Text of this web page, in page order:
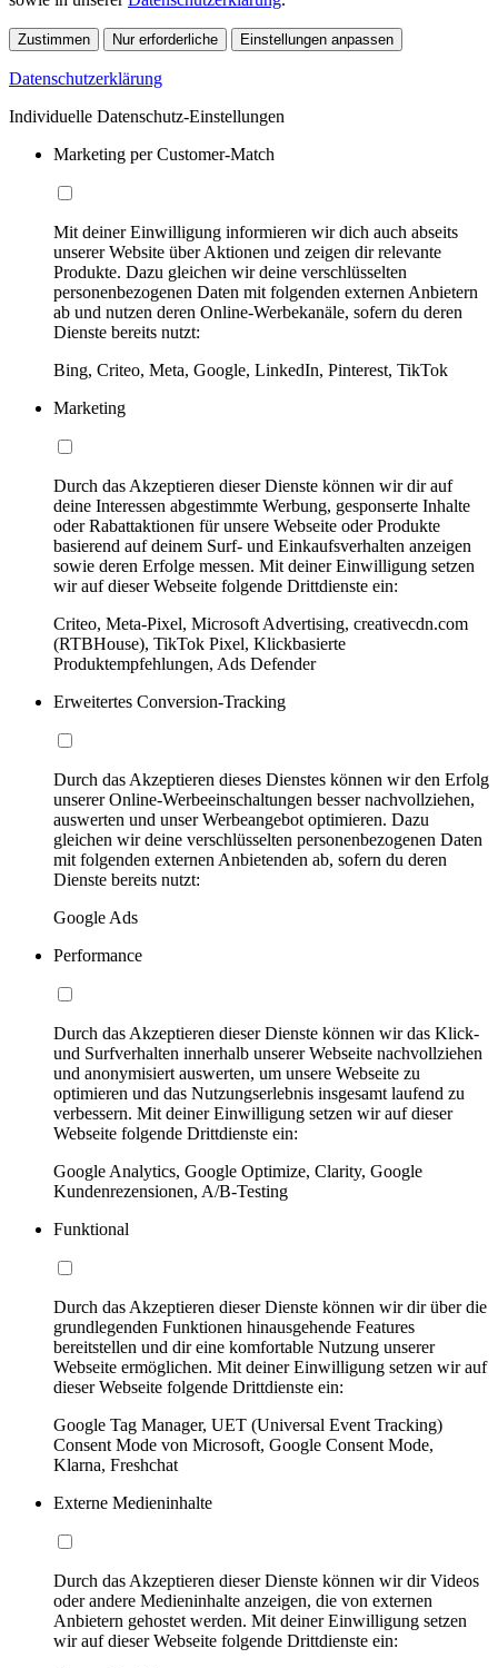
Zustimmen Nur erforderliche Einstellungen anpassen
Datenschutzerklärung
Individuelle Datenschutz-Einstellungen
Marketing per Customer-Match
Mit deiner Einwilligung informieren wir dich auch abseits
unserer Website über Aktionen und zeigen dir relevante
Produkte. Dazu gleichen wir deine verschlüsselten
personenbezogenen Daten mit folgenden externen Anbietern
ab und nutzen deren Online-Werbekanäle, sofern du deren
Dienste bereits nutzt:
Bing, Criteo, Meta, Google, LinkedIn, Pinterest, TikTok
Marketing
Durch das Akzeptieren dieser Dienste können wir dir auf
deine Interessen abgestimmte Werbung, gesponserte Inhalte
oder Rabattaktionen für unsere Webseite oder Produkte
basierend auf deinem Surf- und Einkaufsverhalten anzeigen
sowie deren Erfolge messen. Mit deiner Einwilligung setzen
wir auf dieser Webseite folgende Drittdienste ein:
Criteo, Meta-Pixel, Microsoft Advertising, creativecdn.com
(RTBHouse), TikTok Pixel, Klickbasierte
Produktempfehlungen, Ads Defender
Erweitertes Conversion-Tracking
Durch das Akzeptieren dieses Dienstes können wir den Erfolg
unserer Online-Werbeeinschaltungen besser nachvollziehen,
auswerten und unser Werbeangebot optimieren. Dazu
gleichen wir deine verschlüsselten personenbezogenen Daten
mit folgenden externen Anbietenden ab, sofern du deren
Dienste bereits nutzt:
Google Ads
Performance
Durch das Akzeptieren dieser Dienste können wir das Klick-
und Surfverhalten innerhalb unserer Webseite nachvollziehen
und anonymisiert auswerten, um unsere Webseite zu
optimieren und das Nutzungserlebnis insgesamt laufend zu
verbessern. Mit deiner Einwilligung setzen wir auf dieser
Webseite folgende Drittdienste ein:
Google Analytics, Google Optimize, Clarity, Google
Kundenrezensionen, A/B-Testing
Funktional
Durch das Akzeptieren dieser Dienste können wir dir über die
grundlegenden Funktionen hinausgehende Features
bereitstellen und dir eine komfortable Nutzung unserer
Webseite ermöglichen. Mit deiner Einwilligung setzen wir auf
dieser Webseite folgende Drittdienste ein:
Google Tag Manager, UET (Universal Event Tracking)
Consent Mode von Microsoft, Google Consent Mode,
Klarna, Freshchat
Externe Medieninhalte
Durch das Akzeptieren dieser Dienste können wir dir Videos
oder andere Medieninhalte anzeigen, die von externen
Anbietern gehostet werden. Mit deiner Einwilligung setzen
wir auf dieser Webseite folgende Drittdienste ein: